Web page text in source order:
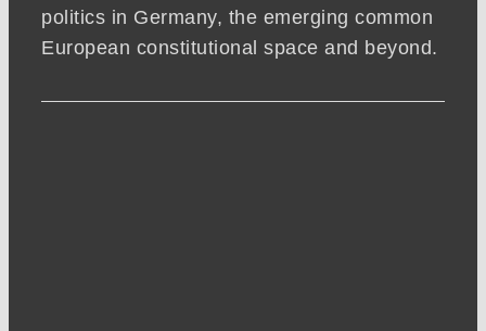
politics in Germany, the emerging common
European constitutional space and beyond.